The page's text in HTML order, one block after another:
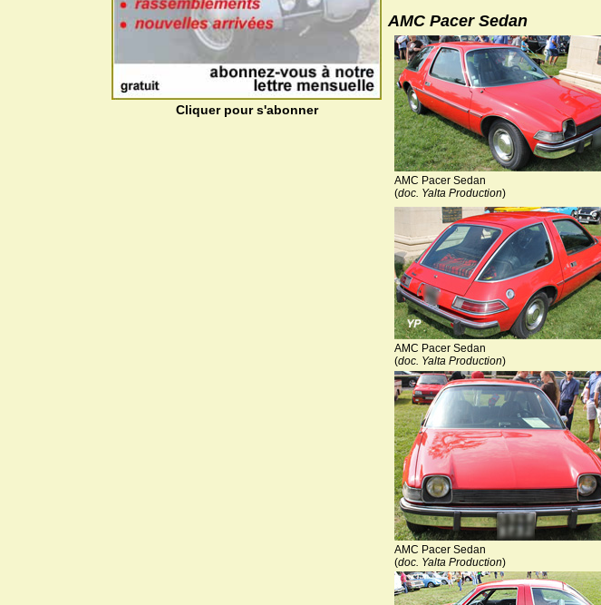
Cliquer pour s'abonner
AMC Pacer Sedan
AMC Pacer Sedan
(doc. Yalta Production)
AMC Pacer Sedan
(doc. Yalta Production)
AMC Pacer Sedan
(doc. Yalta Production)